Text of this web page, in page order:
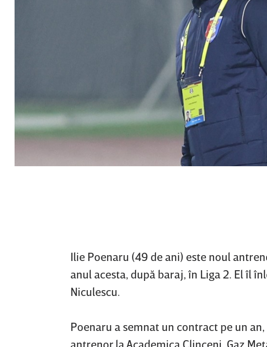
Ilie Poenaru (49 de ani) este noul
anul acesta, după baraj, în Liga 2. El îl
Niculescu.
Poenaru a semnat un contract pe un
antrenor la Academica Clinceni, Gaz